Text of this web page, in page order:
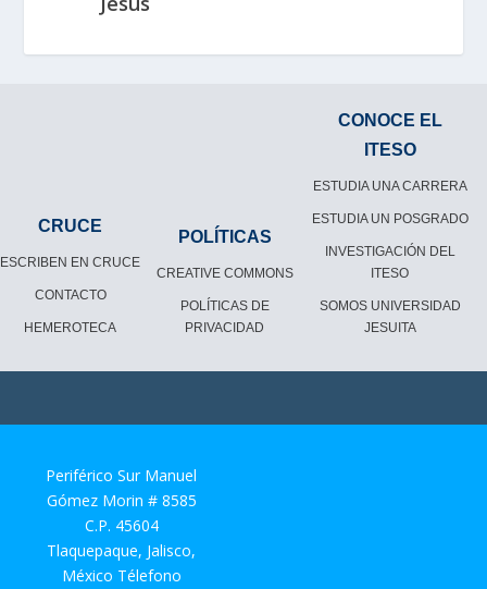
CRUCE
ESCRIBEN EN CRUCE
CONTACTO
HEMEROTECA
POLÍTICAS
CREATIVE COMMONS
POLÍTICAS DE
PRIVACIDAD
CONOCE EL
ITESO
ESTUDIA UNA CARRERA
ESTUDIA UN POSGRADO
INVESTIGACIÓN DEL
ITESO
SOMOS UNIVERSIDAD
JESUITA
Periférico Sur Manuel
Gómez Morin # 8585
C.P. 45604
Tlaquepaque, Jalisco,
México Télefono